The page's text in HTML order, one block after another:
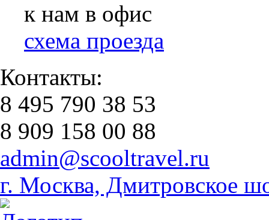
к нам в офис
схема проезда
Контакты:
8 495 790 38 53
8 909 158 00 88
admin@scooltravel.ru
г. Москва, Дмитровское